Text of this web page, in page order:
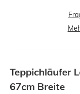
Teppichläufer
67cm Breite